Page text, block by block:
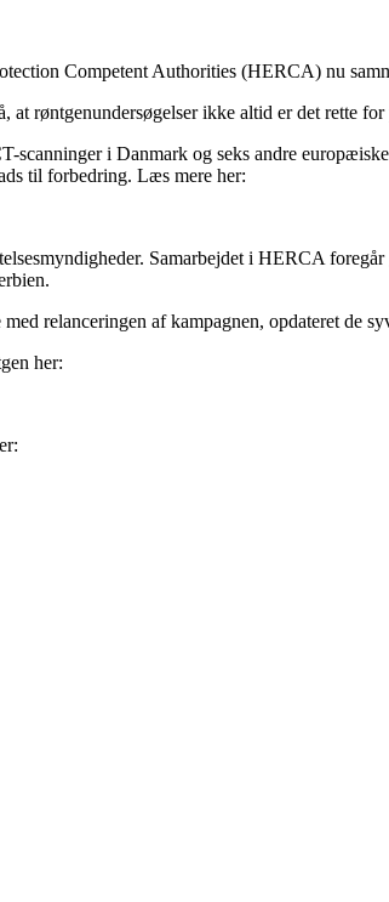
Competent Authorities (HERCA) nu
røntgenundersøgelser ikke altid er det rette
scanninger i Danmark og seks andre
til forbedring. Læs mere her:
Samarbejdet i HERCA
relanceringen af kampagnen, opdateret de
her: